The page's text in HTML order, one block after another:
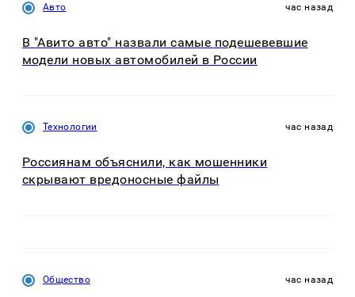
Авто час назад
В "Авито авто" назвали самые подешевевшие
модели новых автомобилей в России
Технологии час назад
Россиянам объяснили, как мошенники
скрывают вредоносные файлы
Общество час назад